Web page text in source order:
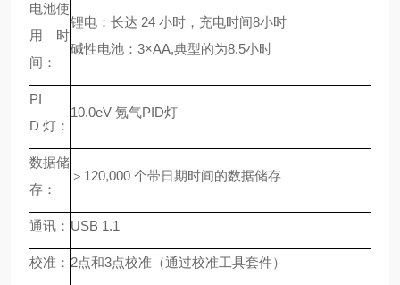
电池使
用时
间：
锂电：长达 24 小时，充电时间8小时
碱性电池： 3×AA,典型的为8.5小时
PI
D 灯：
10.0eV 氪气PID灯
数据储
存：
＞ 120,000 个带日期时间的数据储存
通讯： USB 1.1
校准： 2点和3点校准（通过校准工具套件）